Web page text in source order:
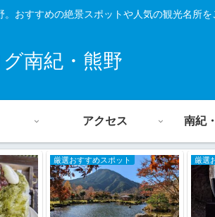
おすすめの絶景スポットや人気の観光名所を
南紀・熊野
アクセス 南紀
厳選おすすめスポット 厳選